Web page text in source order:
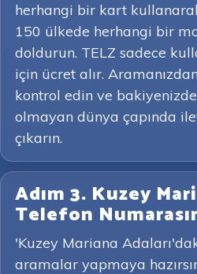
herhangi bir kart
150 ülkede herhangi bir
doldurun. TELZ sadece
için ücret alır.
kontrol edin ve
olmayan dünya çapında
çıkarın.
Adım 3. Kuzey
Telefon
'Kuzey Mariana
aramalar yapmaya